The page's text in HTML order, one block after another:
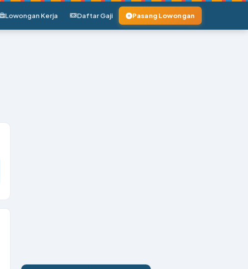
Lowongan Kerja Daftar Gaji Pasang Lowongan